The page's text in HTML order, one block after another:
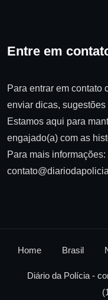
Entre em
Para entrar em contato
enviar dicas,
Estamos aqui para
engajado(a) com as
Para mais informações:
Home Brasil
Diário da Polícia -